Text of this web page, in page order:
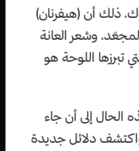
ذلك أن (هيفرنان)
وشعر العانة
تبرزها اللوحة هو
الحال إلى أن جاء
دلائل جديدة